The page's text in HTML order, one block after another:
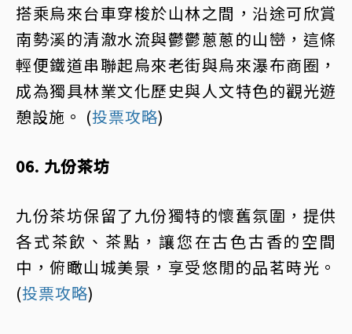
搭乘烏來台車穿梭於山林之間，沿途可欣賞
南勢溪的清澈水流與鬱鬱蔥蔥的山巒，這條
輕便鐵道串聯起烏來老街與烏來瀑布商圈，
成為獨具林業文化歷史與人文特色的觀光遊
憩設施。 (投票攻略)
06. 九份茶坊
九份茶坊保留了九份獨特的懷舊氛圍，提供
各式茶飲、茶點，讓您在古色古香的空間
中，俯瞰山城美景，享受悠閒的品茗時光。
(投票攻略)